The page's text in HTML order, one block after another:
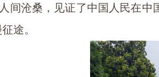
间沧桑，见证了中国人民在
途。